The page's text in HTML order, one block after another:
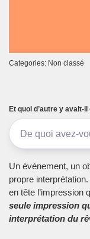
Categories: Non classé
Et quoi d’autre y avait-
Un événement, un
propre
en tête l’impression
seule impression
interprétation du